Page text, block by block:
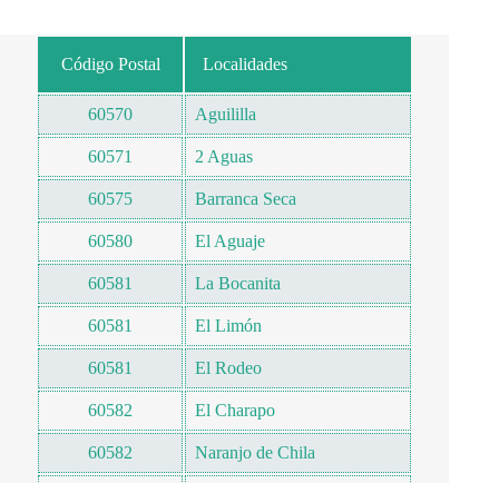
Código Postal Localidades
60570 Aguililla
60571 2 Aguas
60575 Barranca Seca
60580 El Aguaje
60581 La Bocanita
60581 El Limón
60581 El Rodeo
60582 El Charapo
60582 Naranjo de Chila